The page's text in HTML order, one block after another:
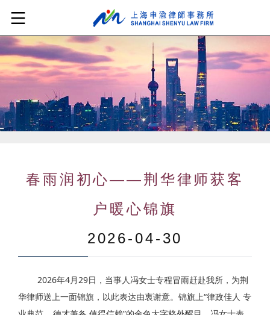
春雨润初心——荆华律师获客
户暖心锦旗
2026-04-30
2026年4月29日，当事人冯女士专程冒雨赶赴我所，为荆
华律师送上一面锦旗，以此表达由衷谢意。锦旗上“律政佳人 专